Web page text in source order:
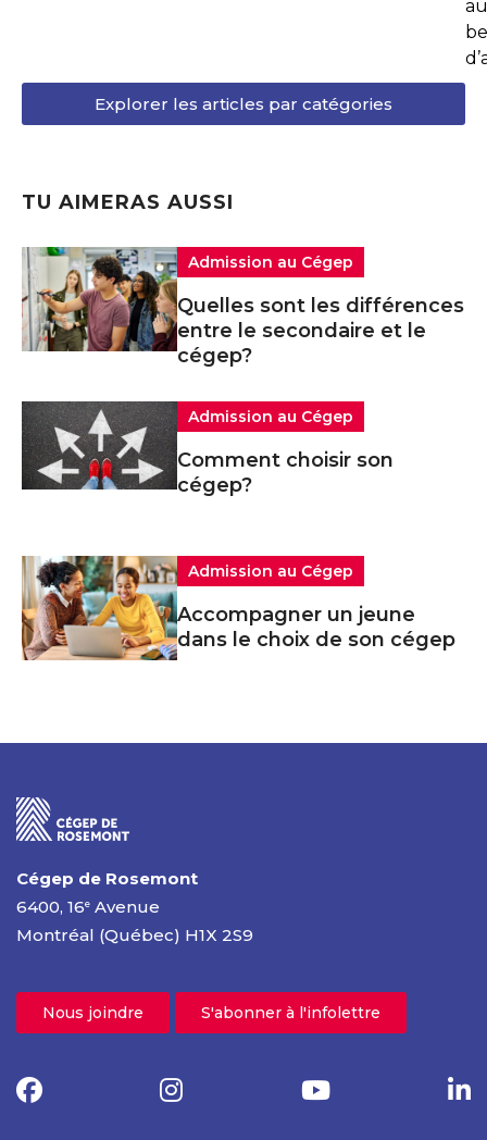
Explorer les articles par catégories
TU AIMERAS AUSSI
Admission au Cégep
Quelles sont les différences
entre le secondaire et le
cégep?
Admission au Cégep
Comment choisir son
cégep?
Admission au Cégep
Accompagner un jeune
dans le choix de son cégep
Cégep de Rosemont
6400, 16e Avenue
Montréal (Québec) H1X 2S9
Nous joindre S'abonner à l'infolettre